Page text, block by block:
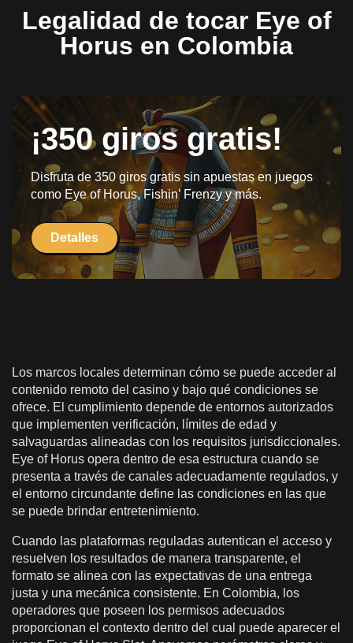
Legalidad de tocar Eye of
Horus en Colombia
¡350 giros gratis!
Disfruta de 350 giros gratis sin apuestas en juegos
como Eye of Horus, Fishin’ Frenzy y más.
Detalles
Los marcos locales determinan cómo se puede acceder al
contenido remoto del casino y bajo qué condiciones se
ofrece. El cumplimiento depende de entornos autorizados
que implementen verificación, límites de edad y
salvaguardas alineadas con los requisitos jurisdiccionales.
Eye of Horus opera dentro de esa estructura cuando se
presenta a través de canales adecuadamente regulados, y
el entorno circundante define las condiciones en las que
se puede brindar entretenimiento.
Cuando las plataformas reguladas autentican el acceso y
resuelven los resultados de manera transparente, el
formato se alinea con las expectativas de una entrega
justa y una mecánica consistente. En Colombia, los
operadores que poseen los permisos adecuados
proporcionan el contexto dentro del cual puede aparecer el